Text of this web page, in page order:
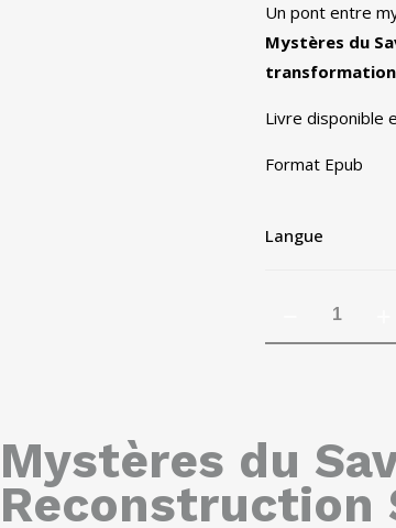
Un pont entre
Mystères du
transformation
Livre disponible
Format Epub
Langue
Mystères du
Reconstruction